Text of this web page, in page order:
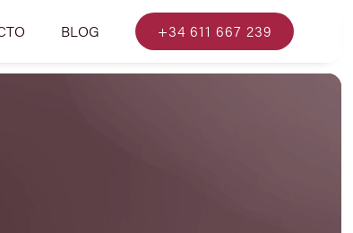
BLOG +34 611 667 239